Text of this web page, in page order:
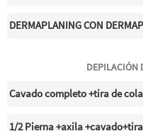
DERMAPLANING CON
DEPILACIÓN
Cavado completo +tira de
1/2 Pierna +axila